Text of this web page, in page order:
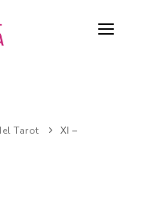
Tarot
XI –